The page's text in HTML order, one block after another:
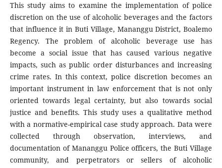
This study aims to examine the implementation of police
discretion on the use of alcoholic beverages and the factors
that influence it in Buti Village, Mananggu District, Boalemo
Regency. The problem of alcoholic beverage use has
become a social issue that has caused various negative
impacts, such as public order disturbances and increasing
crime rates. In this context, police discretion becomes an
important instrument in law enforcement that is not only
oriented towards legal certainty, but also towards social
justice and benefits. This study uses a qualitative method
with a normative-empirical case study approach. Data were
collected through observation, interviews, and
documentation of Mananggu Police officers, the Buti Village
community, and perpetrators or sellers of alcoholic